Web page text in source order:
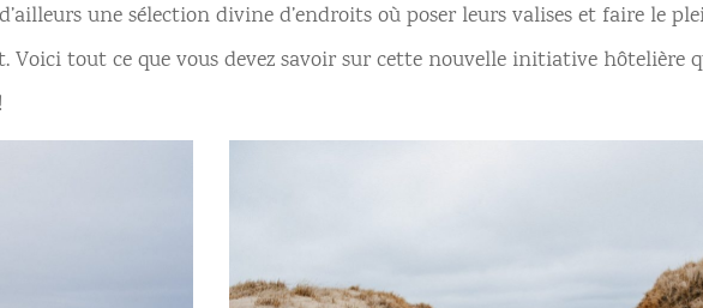
une sélection divine d’endroits où poser leurs valises et faire le
tout ce que vous devez savoir sur cette nouvelle initiative hôtelière